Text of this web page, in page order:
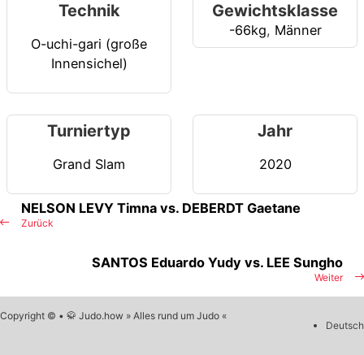
Technik
O-uchi-gari (große
Innensichel)
Gewichtsklasse
-66kg, Männer
Turniertyp
Grand Slam
Jahr
2020
Zurück
NELSON LEVY Timna vs. DEBERDT Gaetane
Weiter
SANTOS Eduardo Yudy vs. LEE Sungho
Copyright © • 🥋 Judo.how » Alles rund um Judo «
Deutsch